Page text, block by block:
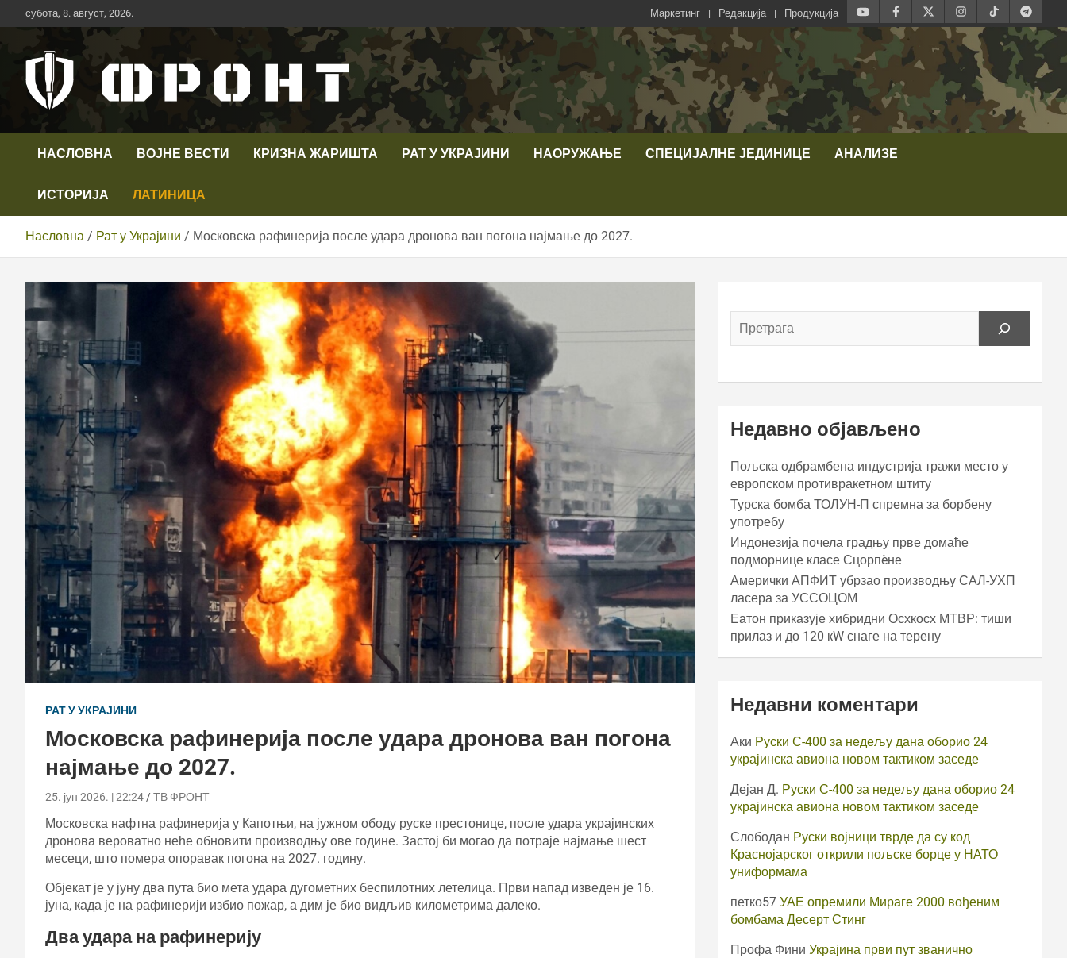
Скип
то
субота, 8. август, 2026. Маркетинг Редакција Продукција
Телевизија ФРОНТ
НАСЛОВНА ВОЈНЕ ВЕСТИ КРИЗНА ЖАРИШТА РАТ У УКРАЈИНИ НАОРУЖАЊЕ СПЕЦИЈАЛНЕ ЈЕДИНИЦЕ АНАЛИЗЕ
ИСТОРИЈА ЛАТИНИЦА
Насловна Рат у Украјини Московска рафинерија после удара дронова ван погона најмање до 2027.
РАТ У УКРАЈИНИ
Московска рафинерија после удара дронова ван погона
најмање до 2027.
25. јун 2026. | 22:24 ТВ ФРОНТ
Московска нафтна рафинерија у Капотњи, на јужном ободу руске престонице, после удара украјинских
дронова вероватно неће обновити производњу ове године. Застој би могао да потраје најмање шест
месеци, што помера опоравак погона на 2027. годину.
Објекат је у јуну два пута био мета удара дугометних беспилотних летелица. Први напад изведен је 16.
јуна, када је на рафинерији избио пожар, а дим је био видљив километрима далеко.
Два удара на рафинерију
Недавно објављено
Пољска одбрамбена индустрија тражи место у
европском противракетном штиту
Турска бомба ТОЛУН-П спремна за борбену
употребу
Индонезија почела градњу прве домаће
подморнице класе Сцорпèне
Амерички АПФИТ убрзао производњу САЛ-УХП
ласера за УССОЦОМ
Еатон приказује хибридни Осхкосх МТВР: тиши
прилаз и до 120 кW снаге на терену
Недавни коментари
Аки Руски С-400 за недељу дана оборио 24
украјинска авиона новом тактиком заседе
Дејан Д. Руски С-400 за недељу дана оборио 24
украјинска авиона новом тактиком заседе
Слободан Руски војници тврде да су код
Краснојарског открили пољске борце у НАТО
униформама
петко57 УАЕ опремили Мираге 2000 вођеним
бомбама Десерт Стинг
Профа Фини Украјина први пут званично